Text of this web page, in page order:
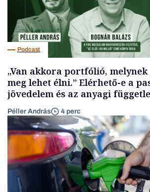
Podcast
„Van akkora portfólió,
meg lehet élni.” Elérhető-e a
jövedelem és az anyagi
Péller András 4 perc